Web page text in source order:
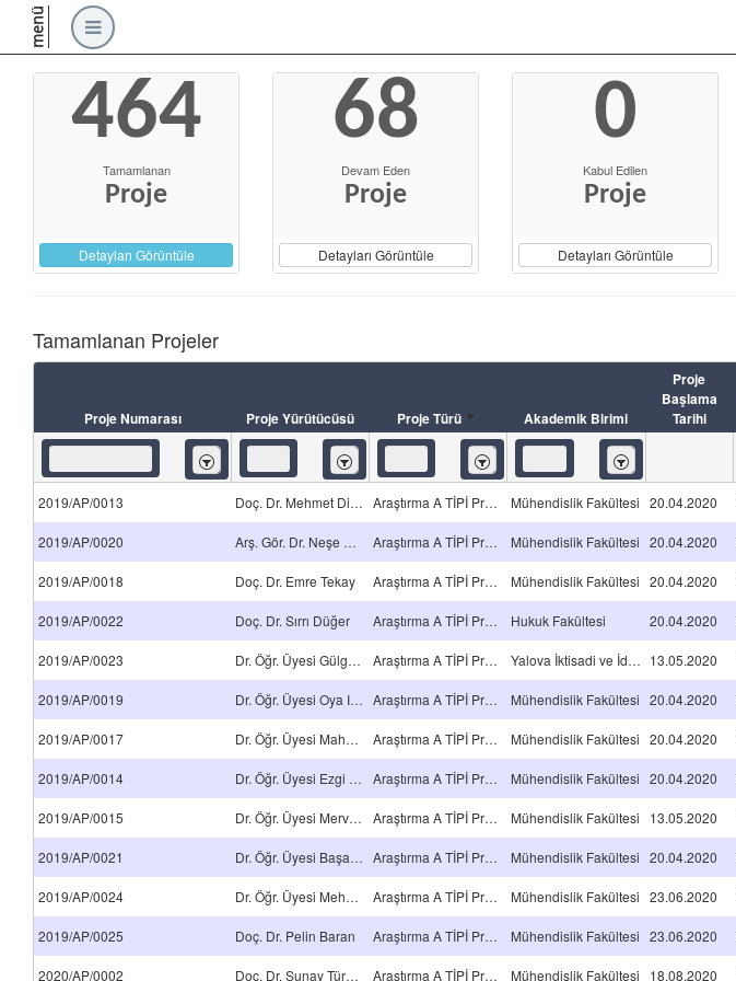
menü
464
Tamamlanan
Proje
Detayları Görüntüle
68
Devam Eden
Proje
Detayları Görüntüle
0
Kabul Edilen
Proje
Detayları Görüntüle
Tamamlanan Projeler
Proje Numarası Proje Yürütücüsü Proje Türü Akademik Birimi
Proje
Başlama
Tarihi
İçeren İçeren İçeren İçeren
2019/AP/0013 Doç. Dr. Mehmet Direk Araştırma A TİPİ Projeleri Mühendislik Fakültesi 20.04.2020
2019/AP/0020 Arş. Gör. Dr. Neşe Çakır Yiğit Araştırma A TİPİ Projeleri Mühendislik Fakültesi 20.04.2020
2019/AP/0018 Doç. Dr. Emre Tekay Araştırma A TİPİ Projeleri Mühendislik Fakültesi 20.04.2020
2019/AP/0022 Doç. Dr. Sırrı Düğer Araştırma A TİPİ Projeleri Hukuk Fakültesi 20.04.2020
2019/AP/0023 Dr. Öğr. Üyesi Gülgönül Bozoğlu Batı Araştırma A TİPİ Projeleri Yalova İktisadi ve İdari Bilimler Fakültesi 13.05.2020
2019/AP/0019 Dr. Öğr. Üyesi Oya Irmak Cebeci Araştırma A TİPİ Projeleri Mühendislik Fakültesi 20.04.2020
2019/AP/0017 Dr. Öğr. Üyesi Mahmut Bingöl Araştırma A TİPİ Projeleri Mühendislik Fakültesi 20.04.2020
2019/AP/0014 Dr. Öğr. Üyesi Ezgi Bayrakdar Ateş Araştırma A TİPİ Projeleri Mühendislik Fakültesi 20.04.2020
2019/AP/0015 Dr. Öğr. Üyesi Merve Nazlı Borand Araştırma A TİPİ Projeleri Mühendislik Fakültesi 13.05.2020
2019/AP/0021 Dr. Öğr. Üyesi Başak Karakurt Çevik Araştırma A TİPİ Projeleri Mühendislik Fakültesi 20.04.2020
2019/AP/0024 Dr. Öğr. Üyesi Mehmet Buğdaycı Araştırma A TİPİ Projeleri Mühendislik Fakültesi 23.06.2020
2019/AP/0025 Doç. Dr. Pelin Baran Araştırma A TİPİ Projeleri Mühendislik Fakültesi 23.06.2020
2020/AP/0002 Doç. Dr. Sunay Türkdoğan Araştırma A TİPİ Projeleri Mühendislik Fakültesi 18.08.2020